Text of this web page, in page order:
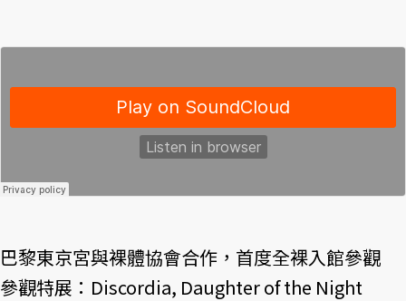
巴黎東京宮與裸體協會合作，首度全裸入館參觀
參觀特展：Discordia, Daughter of the Night